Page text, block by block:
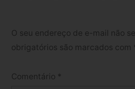
O seu endereço de e-mail não
obrigatórios são marcados com
Comentário *